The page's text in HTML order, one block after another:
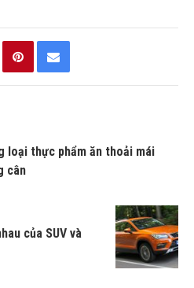
loại thực phẩm ăn thoải mái
cân
của SUV và